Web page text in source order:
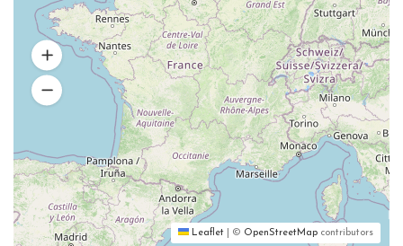
Leaflet © OpenStreetMap contributors